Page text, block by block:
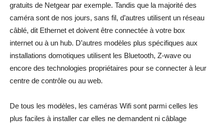
gratuits de Netgear par exemple. Tandis que la majorité des
caméra sont de nos jours, sans fil, d’autres utilisent un réseau
câblé, dit Ethernet et doivent être connectée à votre box
internet ou à un hub. D’autres modèles plus spécifiques aux
installations domotiques utilisent les Bluetooth, Z-wave ou
encore des technologies propriétaires pour se connecter à leur
centre de contrôle ou au web.
De tous les modèles, les caméras Wifi sont parmi celles les
plus faciles à installer car elles ne demandent ni câblage